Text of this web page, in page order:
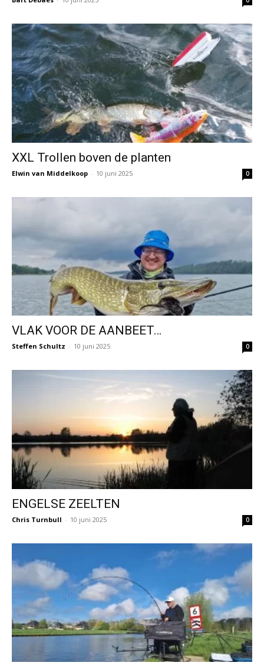
XXL Trollen boven de planten
Elwin van Middelkoop - 10 juni 2025 0
VLAK VOOR DE AANBEET…
Steffen Schultz - 10 juni 2025 0
ENGELSE ZEELTEN
Chris Turnbull - 10 juni 2025 0